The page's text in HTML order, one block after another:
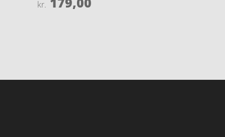
4.7
kr.